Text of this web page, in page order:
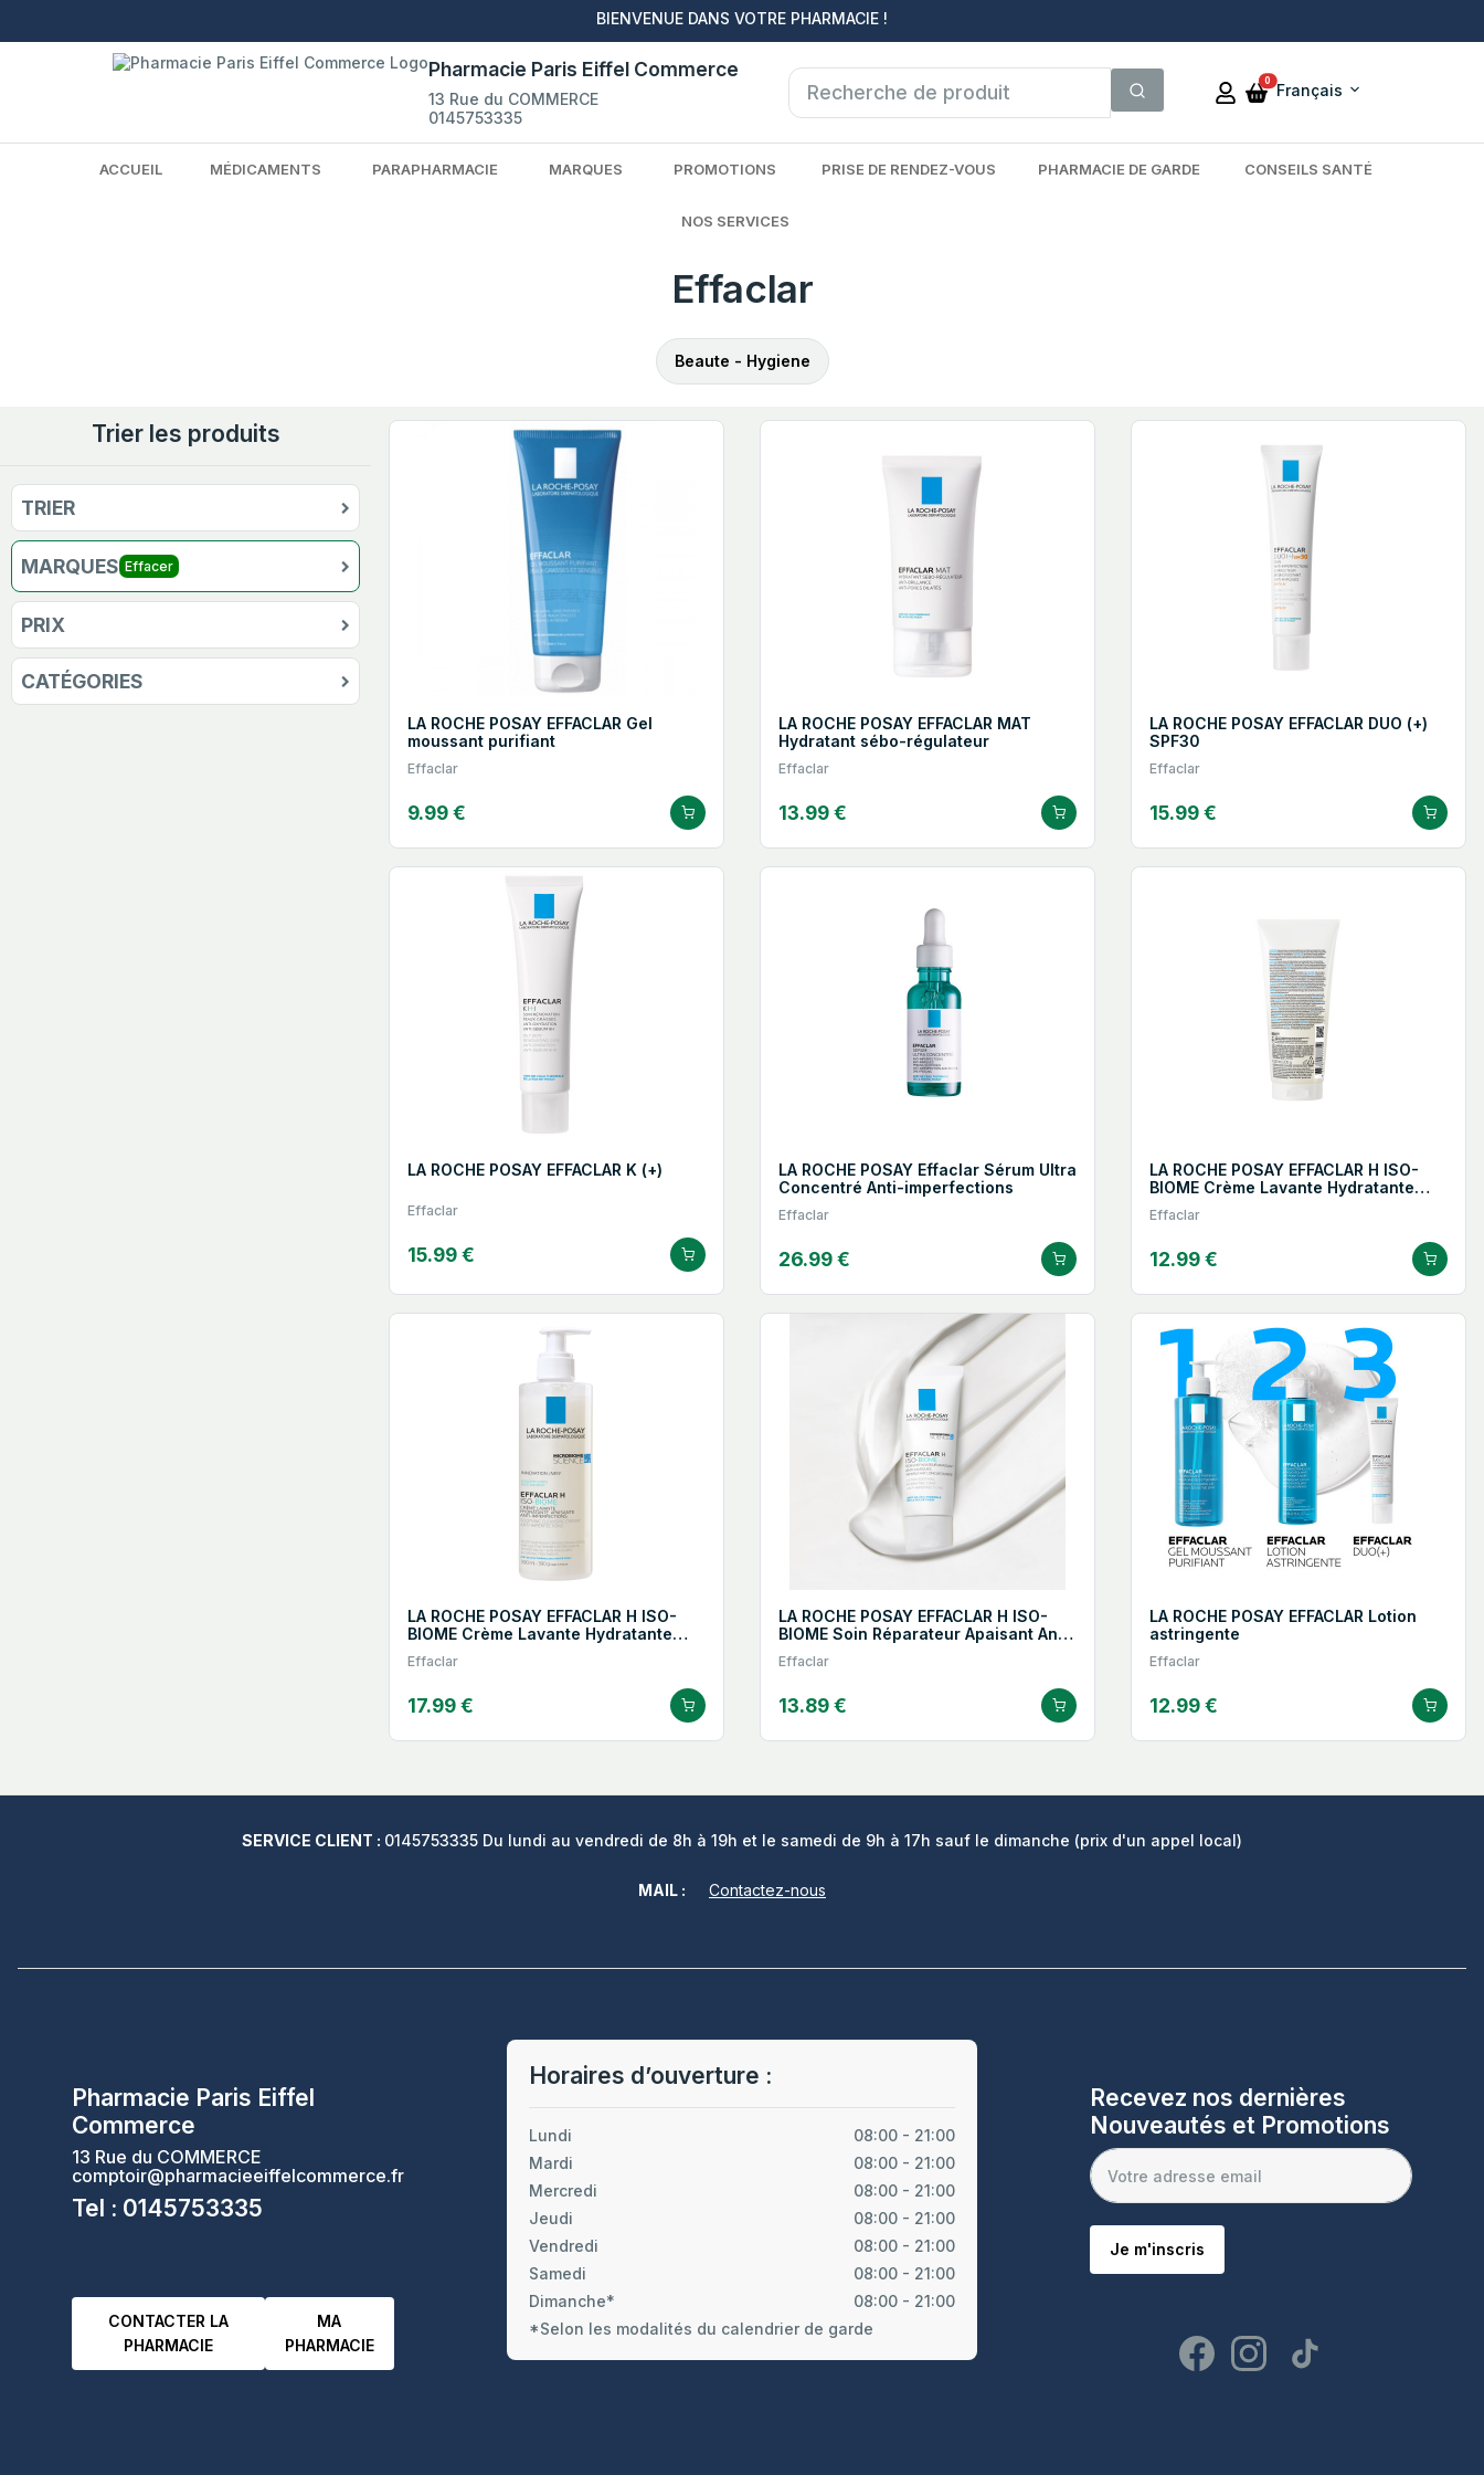
BIENVENUE DANS VOTRE PHARMACIE !
Pharmacie Paris Eiffel Commerce
13 Rue du COMMERCE
0145753335
0 Français
ACCUEIL MÉDICAMENTS PARAPHARMACIE MARQUES PROMOTIONS PRISE DE RENDEZ-VOUS PHARMACIE DE GARDE CONSEILS SANTÉ
NOS SERVICES
Effaclar
Beaute - Hygiene
Trier les produits
TRIER
MARQUES Effacer
PRIX
CATÉGORIES
LA ROCHE POSAY EFFACLAR Gel
moussant purifiant
Effaclar
9.99 €
LA ROCHE POSAY EFFACLAR MAT
Hydratant sébo-régulateur
Effaclar
13.99 €
LA ROCHE POSAY EFFACLAR DUO (+)
SPF30
Effaclar
15.99 €
LA ROCHE POSAY EFFACLAR K (+)
Effaclar
15.99 €
LA ROCHE POSAY Effaclar Sérum Ultra
Concentré Anti-imperfections
Effaclar
26.99 €
LA ROCHE POSAY EFFACLAR H ISO-
BIOME Crème Lavante Hydratante
Effaclar
12.99 €
LA ROCHE POSAY EFFACLAR H ISO-
BIOME Crème Lavante Hydratante
Effaclar
17.99 €
LA ROCHE POSAY EFFACLAR H ISO-
BIOME Soin Réparateur Apaisant Anti-
Effaclar
13.89 €
LA ROCHE POSAY EFFACLAR Lotion
astringente
Effaclar
12.99 €
SERVICE CLIENT : 0145753335 Du lundi au vendredi de 8h à 19h et le samedi de 9h à 17h sauf le dimanche (prix d'un appel local)
MAIL : Contactez-nous
Pharmacie Paris Eiffel
Commerce
13 Rue du COMMERCE
comptoir@pharmacieeiffelcommerce.fr
Tel : 0145753335
CONTACTER LA
PHARMACIE
MA
PHARMACIE
Horaires d’ouverture :
Lundi
08:00 - 21:00
Mardi
08:00 - 21:00
Mercredi
08:00 - 21:00
Jeudi
08:00 - 21:00
Vendredi
08:00 - 21:00
Samedi
08:00 - 21:00
Dimanche*
08:00 - 21:00
*Selon les modalités du calendrier de garde
Recevez nos dernières
Nouveautés et Promotions
Je m'inscris